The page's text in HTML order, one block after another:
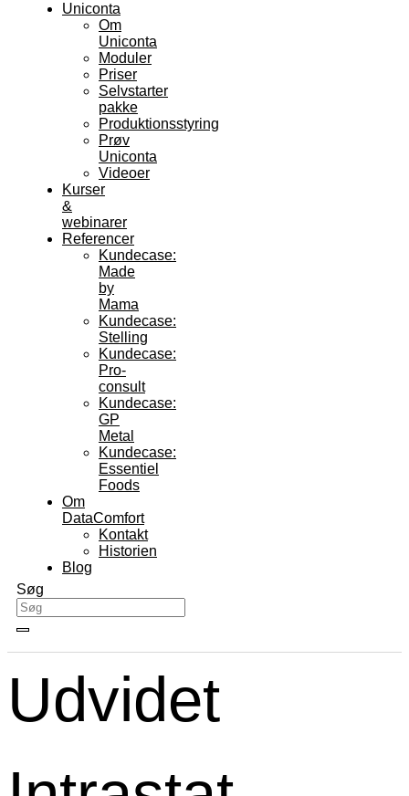
Uniconta
Om
Uniconta
Moduler
Priser
Selvstarter
pakke
Produktionsstyring
Prøv
Uniconta
Videoer
Kurser
&
webinarer
Referencer
Kundecase:
Made
by
Mama
Kundecase:
Stelling
Kundecase:
Pro-
consult
Kundecase:
GP
Metal
Kundecase:
Essentiel
Foods
Om
DataComfort
Kontakt
Historien
Blog
Søg
Udvidet